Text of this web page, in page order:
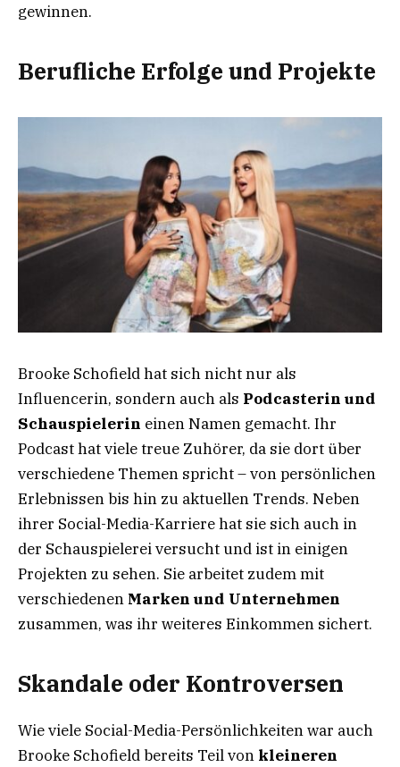
gewinnen.
Berufliche Erfolge und Projekte
Brooke Schofield hat sich nicht nur als
Influencerin, sondern auch als Podcasterin und
Schauspielerin einen Namen gemacht. Ihr
Podcast hat viele treue Zuhörer, da sie dort über
verschiedene Themen spricht – von persönlichen
Erlebnissen bis hin zu aktuellen Trends. Neben
ihrer Social-Media-Karriere hat sie sich auch in
der Schauspielerei versucht und ist in einigen
Projekten zu sehen. Sie arbeitet zudem mit
verschiedenen Marken und Unternehmen
zusammen, was ihr weiteres Einkommen sichert.
Skandale oder Kontroversen
Wie viele Social-Media-Persönlichkeiten war auch
Brooke Schofield bereits Teil von kleineren